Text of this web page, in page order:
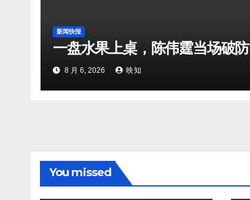
新闻快报
一盘水果上桌，陈伟霆当场破防
8 月 6, 2026 映知
You missed